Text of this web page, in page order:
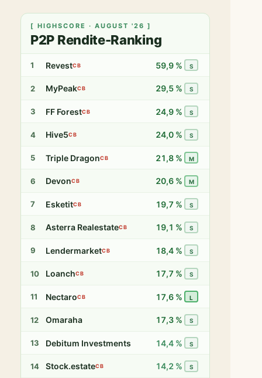
[ HIGHSCORE · AUGUST '26 ]
P2P Rendite-Ranking
1 RevestCB 59,9 % S
2 MyPeakCB 29,5 % S
3 FF ForestCB 24,9 % S
4 Hive5CB 24,0 % S
5 Triple DragonCB 21,8 % M
6 DevonCB 20,6 % M
7 EsketitCB 19,7 % S
8 Asterra RealestateCB 19,1 % S
9 LendermarketCB 18,4 % S
10 LoanchCB 17,7 % S
11 NectaroCB 17,6 % L
12 Omaraha 17,3 % S
13 Debitum Investments 14,4 % S
14 Stock.estateCB 14,2 % S